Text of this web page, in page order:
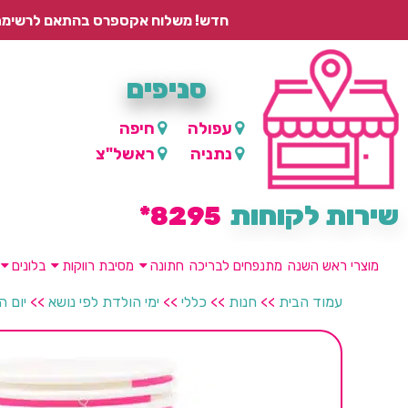
חדש! משלוח אקספרס בהתאם לרשימת היישובים – עד 2 ימי עסקים, ועד 4 ימי עסקים למוצרים
סניפים
עפולה
חיפה
נתניה
ראשל"צ
שירות לקוחות 8295*
מוצרי ראש השנה מתנפחים לבריכה חתונה מסיבת רווקות בלונים
עמוד הבית >> חנות >> כללי >> ימי הולדת לפי נושא >> יום